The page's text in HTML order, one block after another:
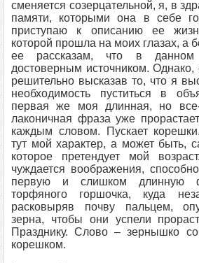
сменяется созерцательной, я, в
памяти, которыми она в себе
приступаю к описанию ее
которой прошла на моих глазах, а
ее рассказам, что в данном
достоверным источником. Однако,
решительно высказав то, что я
необходимость пуститься в
первая же моя длинная, но все-
лаконичная фраза уже
каждым словом. Пускает
тут мой характер, а может быть,
которое претендует мой
чуждается воображения,
первую и слишком длинную
торфяного горшочка, куда
расковыряв почву пальцем,
зерна, чтобы они успели
Празднику. Слово – зернышко
корешком.